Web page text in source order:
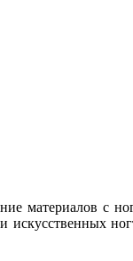
материалов с